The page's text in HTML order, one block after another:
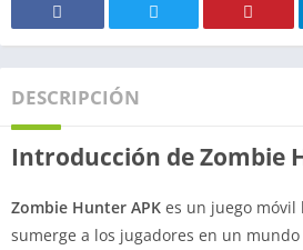
DESCRIPCIÓN
Introducción de Zombie
Zombie Hunter APK es un juego móvil
sumerge a los jugadores en un